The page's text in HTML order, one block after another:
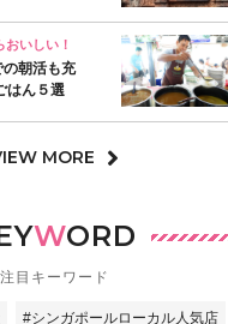
いしい！
朝活も充
はん５選
MORE
WORD
注目キーワード
#シンガポールローカル人気店